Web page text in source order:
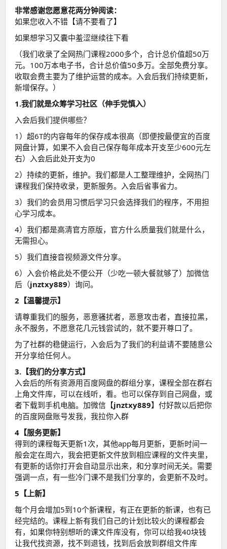
非常感谢您愿意花两分钟阅读：
如果您收入不错【请不要看了】
如果想学习又囊中羞涩继续往下看
（我们收录了全网热门课程2000多个，合计总价值超50万
元。100万本电子书，合计总价值50多万。全部免费分享。
收取会费主要为了维护运营的成本。入会后我们持续更新，
新增保存。）
1.我们就是众筹学习社区（伸手党慎入）
入会后我们提供哪些？
1）超6T的内容每年的保存成本很高（即便按最便宜的百度
网盘计算，如果不入会自己保存每年成本开支至少600元左
右）入会后此处开支为0
2）持续的更新，维护。我们都是人工整理维护，全网热门
课程我们保持收录，更新服务。入会后省事省力。
3）我们的会员用习惯后学习只会选择我们的程序，不用担
心学习成本。
4）我们都是高清官方原版，官方什么质量我们就是什么，
无需担心。
5）我们直接音视频源文件分享。
6）入会价格此处不便公开（少吃一顿大餐就够了）加微信
后（jnztxy889）询问。
2【温馨提示】
请尊重我们的服务，恶意骚扰者，恶意攻击者，直接拉黑，
永不服务，不愿意花几元钱尝试的，就不要开尊口了。
为了社群的稳健运行，入会后为了我们的利益请不要随意公
开分享给任何人。
3.【我们的分享方式】
入会后的所有资源用百度网盘的群组分享，课程全部在群右
上角文件库，可以在线听，看。也可以保存到自己网盘，或
者下载到手机电脑。加微信【jnztxy889】付好款以后把你
的百度网盘账号发我，我拉你入群
4【服务更新】
得到的课程每天更新1次，其他app每月更新，更新时间一
般会定在周六，我会把更新文件放到相应课程的文件夹里，
有更新的话你打开会自动显示出来，和分享时间无关。需要
强调一点，有一些冷门课不是我们分享的，会更新不及时。
5【上新】
每个月会增加5到10个新课程，有正在更新的新课，也有已
经完结的。课程上新有我们自己的计划比较火的课程都会
有，如果你特别想听的课文件库没有，你可以给我40块钱
让我代找资源，找不到退钱，找到后会放到群组文件库